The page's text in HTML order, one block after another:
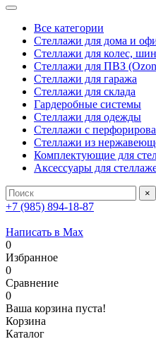
Все категории
Стеллажи для дома и
Стеллажи для колес,
Стеллажи для ПВЗ
Стеллажи для гаража
Стеллажи для склада
Гардеробные системы
Стеллажи для одежды
Стеллажи с
Стеллажи из
Комплектующие для
Аксессуары для
×
+7 (985) 894-18-87
Написать в Max
0
Избранное
0
Сравнение
0
Ваша корзина пуста!
Корзина
Каталог